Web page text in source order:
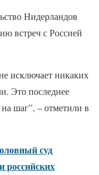
Нидерландов
встреч с Россией
исключает никаких
Это последнее
шаг”, – отметили в
суд
российских